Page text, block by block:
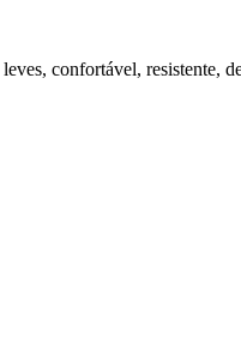
confortável, resistente,